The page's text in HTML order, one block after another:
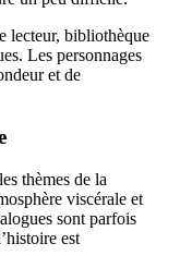
lecteur, bibliothèque
Les personnages
et de
thèmes de la
viscérale et
sont parfois
est